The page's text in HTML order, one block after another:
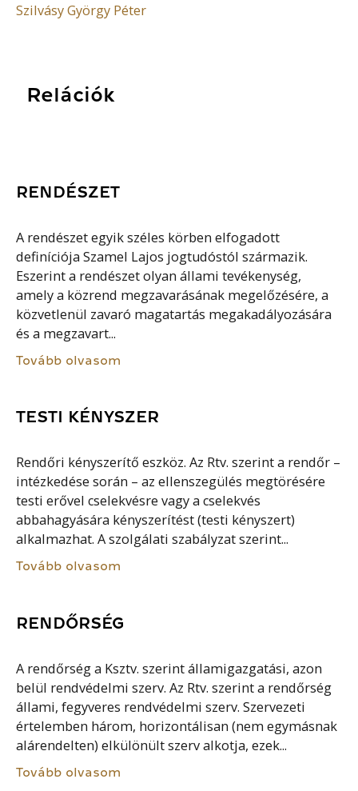
Szilvásy György Péter
Relációk
RENDÉSZET
A rendészet egyik széles körben elfogadott
definíciója Szamel Lajos jogtudóstól származik.
Eszerint a rendészet olyan állami tevékenység,
amely a közrend megzavarásának megelőzésére, a
közvetlenül zavaró magatartás megakadályozására
és a megzavart...
Tovább olvasom
TESTI KÉNYSZER
Rendőri kényszerítő eszköz. Az Rtv. szerint a rendőr –
intézkedése során – az ellenszegülés megtörésére
testi erővel cselekvésre vagy a cselekvés
abbahagyására kényszerítést (testi kényszert)
alkalmazhat. A szolgálati szabályzat szerint...
Tovább olvasom
RENDŐRSÉG
A rendőrség a Ksztv. szerint államigazgatási, azon
belül rendvédelmi szerv. Az Rtv. szerint a rendőrség
állami, fegyveres rendvédelmi szerv. Szervezeti
értelemben három, horizontálisan (nem egymásnak
alárendelten) elkülönült szerv alkotja, ezek...
Tovább olvasom